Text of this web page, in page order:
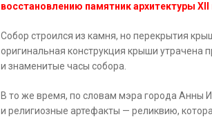
восстановлению памятник архитектуры XII
Собор строился из камня, но перекрытия
оригинальная конструкция крыши утрачена
и знаменитые часы собора.
В то же время, по словам мэра города Анны
и религиозные артефакты — реликвию,